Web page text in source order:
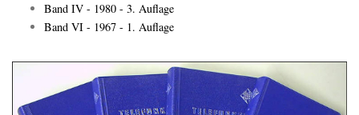
Band IV - 1980 - 3. Auflage
Band VI - 1967 - 1. Auflage